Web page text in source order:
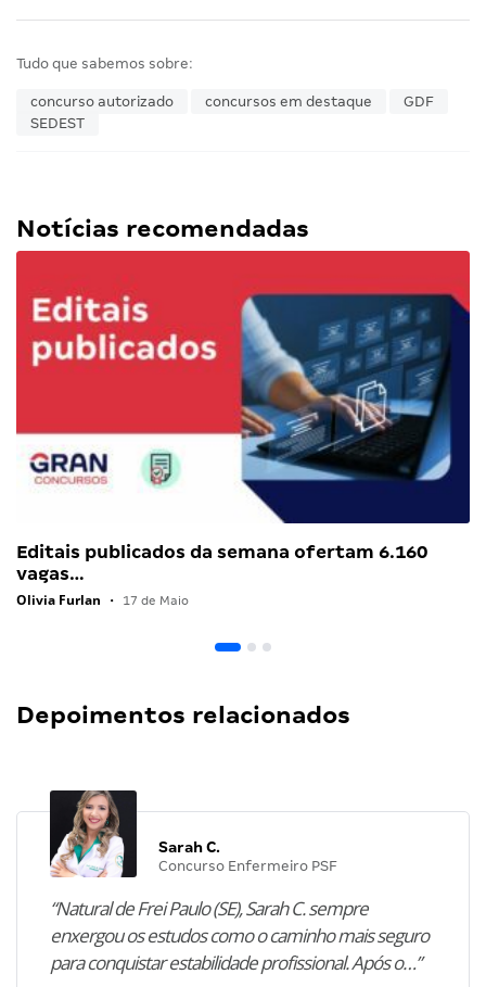
Tudo que sabemos sobre:
concurso autorizado concursos em destaque
GDF
SEDEST
Notícias recomendadas
Editais publicados da semana ofertam 6.160
vagas…
Olivia Furlan • 17 de Maio
Depoimentos relacionados
Sarah C.
Concurso Enfermeiro PSF
“Natural de Frei Paulo (SE), Sarah C. sempre
enxergou os estudos como o caminho mais seguro
para conquistar estabilidade profissional. Após o…”